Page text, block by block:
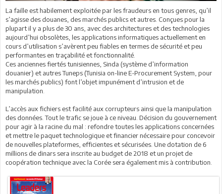
La faille est habilement exploitée par les fraudeurs en tous genres, qu’il
s’agisse des douanes, des marchés publics et autres. Conçues pour la
plupart il y a plus de 30 ans, avec des architectures et des technologies
aujourd’hui obsolètes, les applications informatiques actuellement en
cours d’utilisation s’avèrent peu fiables en termes de sécurité et peu
performantes en traçabilité et fonctionnalité.
Ces anciennes fiertés tunisiennes, Sinda (système d’information
douanier) et autres Tuneps (Tunisia on-line E-Procurement System, pour
les marchés publics) font l’objet impunément d’intrusion et de
manipulation.
L’accès aux fichiers est facilité aux corrupteurs ainsi que la manipulation
des données. Tout le trafic se joue à ce niveau. Décision du gouvernement
pour agir à la racine du mal : refondre toutes les applications concernées
et mettre le paquet technologique et financier nécessaire pour concevoir
de nouvelles plateformes, efficientes et sécurisées. Une dotation de 6
millions de dinars sera inscrite au budget de 2018 et un projet de
coopération technique avec la Corée sera également mis à contribution.